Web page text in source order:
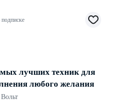
лучших техник для
любого желания